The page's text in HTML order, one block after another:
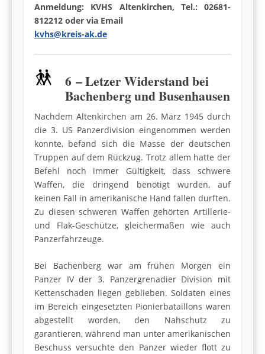
Anmeldung: KVHS Altenkirchen, Tel.: 02681-
812212 oder via Email
kvhs@kreis-ak.de
6 – Letzer Widerstand bei
Bachenberg und Busenhausen
Nachdem Altenkirchen am 26. März 1945 durch
die 3. US Panzerdivision eingenommen werden
konnte, befand sich die Masse der deutschen
Truppen auf dem Rückzug. Trotz allem hatte der
Befehl noch immer Gültigkeit, dass schwere
Waffen, die dringend benötigt wurden, auf
keinen Fall in amerikanische Hand fallen durften.
Zu diesen schweren Waffen gehörten Artillerie-
und Flak-Geschütze, gleichermaßen wie auch
Panzerfahrzeuge.
Bei Bachenberg war am frühen Morgen ein
Panzer IV der 3. Panzergrenadier Division mit
Kettenschaden liegen geblieben. Soldaten eines
im Bereich eingesetzten Pionierbataillons waren
abgestellt worden, den Nahschutz zu
garantieren, während man unter amerikanischen
Beschuss versuchte den Panzer wieder flott zu